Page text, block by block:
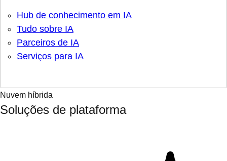
Hub de conhecimento em IA
Tudo sobre IA
Parceiros de IA
Serviços para IA
Nuvem híbrida
Soluções de plataforma